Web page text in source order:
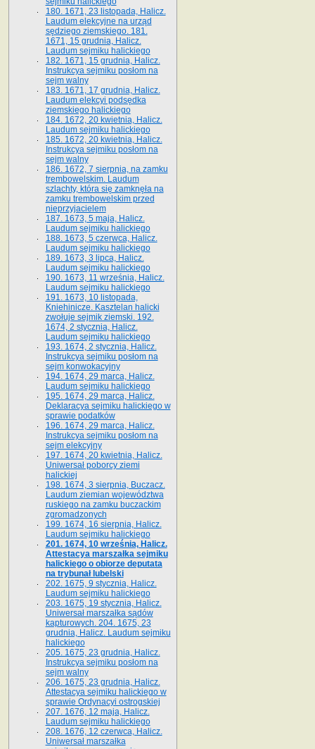
180. 1671, 23 listopada, Halicz.
Laudum elekcyjne na urząd
sędziego ziemskiego. 181.
1671, 15 grudnia, Halicz.
Laudum sejmiku halickiego
182. 1671, 15 grudnia, Halicz.
Instrukcya sejmiku posłom na
sejm walny
183. 1671, 17 grudnia, Halicz.
Laudum elekcyi podsędka
ziemskiego halickiego
184. 1672, 20 kwietnia, Halicz.
Laudum sejmiku halickiego
185. 1672, 20 kwietnia, Halicz.
Instrukcya sejmiku posłom na
sejm walny
186. 1672, 7 sierpnia, na zamku
trembowelskim. Laudum
szlachty, która się zamknęła na
zamku trembowelskim przed
nieprzyjacielem
187. 1673, 5 maja, Halicz.
Laudum sejmiku halickiego
188. 1673, 5 czerwca, Halicz.
Laudum sejmiku halickiego
189. 1673, 3 lipca, Halicz.
Laudum sejmiku halickiego
190. 1673, 11 września, Halicz.
Laudum sejmiku halickiego
191. 1673, 10 listopada,
Kniehinicze. Kasztelan halicki
zwołuje sejmik ziemski. 192.
1674, 2 stycznia, Halicz.
Laudum sejmiku halickiego
193. 1674, 2 stycznia, Halicz.
Instrukcya sejmiku posłom na
sejm konwokacyjny
194. 1674, 29 marca, Halicz.
Laudum sejmiku halickiego
195. 1674, 29 marca, Halicz.
Deklaracya sejmiku halickiego w
sprawie podatków
196. 1674, 29 marca, Halicz.
Instrukcya sejmiku posłom na
sejm elekcyjny
197. 1674, 20 kwietnia, Halicz.
Uniwersał poborcy ziemi
halickiej
198. 1674, 3 sierpnia, Buczacz.
Laudum ziemian województwa
ruskiego na zamku buczackim
zgromadzonych
199. 1674, 16 sierpnia, Halicz.
Laudum sejmiku halickiego
201. 1674, 10 września, Halicz.
Attestacya marszałka sejmiku
halickiego o obiorze deputata
na trybunał lubelski
202. 1675, 9 stycznia, Halicz.
Laudum sejmiku halickiego
203. 1675, 19 stycznia, Halicz.
Uniwersał marszałka sądów
kapturowych. 204. 1675, 23
grudnia, Halicz. Laudum sejmiku
halickiego
205. 1675, 23 grudnia, Halicz.
Instrukcya sejmiku posłom na
sejm walny
206. 1675, 23 grudnia, Halicz.
Attestacya sejmiku halickiego w
sprawie Ordynacyi ostrogskiej
207. 1676, 12 maja, Halicz.
Laudum sejmiku halickiego
208. 1676, 12 czerwca, Halicz.
Uniwersał marszałka